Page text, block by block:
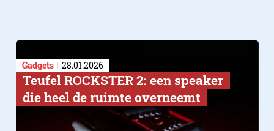
Gadgets 28.01.2026
Teufel ROCKSTER 2: een speaker
die heel de ruimte overneemt